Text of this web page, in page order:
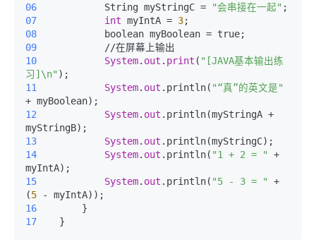
06
           String myStringC =
"会串接在一起"
07
int myIntA = 3
08
09
10
System. out . print ( "[JAVA基本输出练
习]\n"
11
System. out .println( "“真”的英文是"
12
System. out .println(myStringA +
13
System. out
14
System. out .println( "1 + 2 = "
+
15
System. out .println( "5 - 3 = "
+
(5
16
17
   }